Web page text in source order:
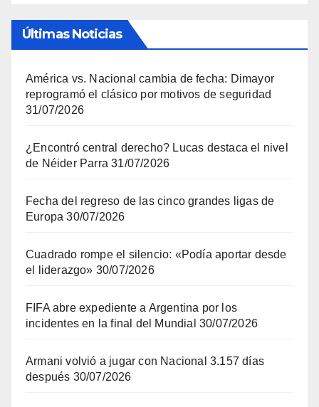
Últimas Noticias
América vs. Nacional cambia de fecha: Dimayor
reprogramó el clásico por motivos de seguridad
31/07/2026
¿Encontró central derecho? Lucas destaca el nivel
de Néider Parra 31/07/2026
Fecha del regreso de las cinco grandes ligas de
Europa 30/07/2026
Cuadrado rompe el silencio: «Podía aportar desde
el liderazgo» 30/07/2026
FIFA abre expediente a Argentina por los
incidentes en la final del Mundial 30/07/2026
Armani volvió a jugar con Nacional 3.157 días
después 30/07/2026